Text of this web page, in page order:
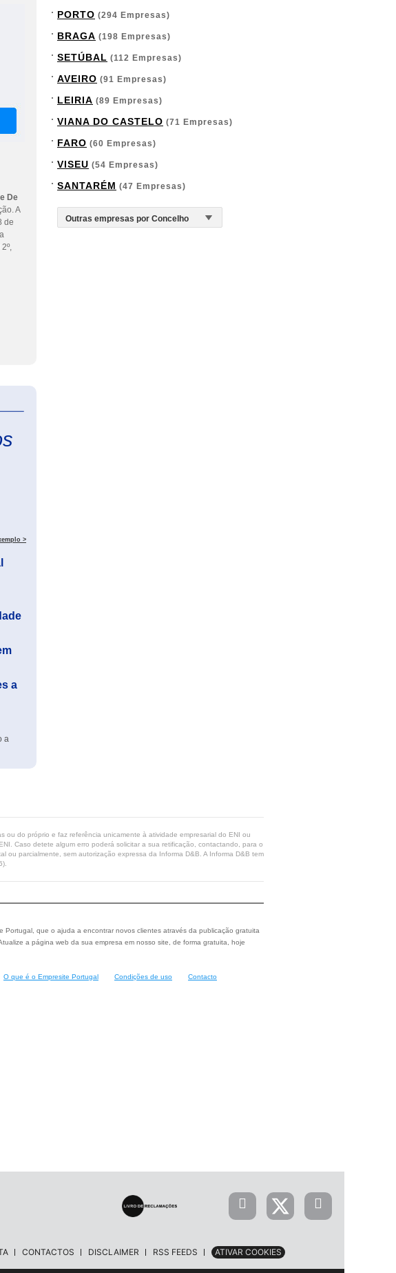
De
A
de
>
a
a
PORTO (294 Empresas)
BRAGA (198 Empresas)
SETÚBAL (112 Empresas)
AVEIRO (91 Empresas)
LEIRIA (89 Empresas)
VIANA DO CASTELO (71 Empresas)
FARO (60 Empresas)
VISEU (54 Empresas)
SANTARÉM (47 Empresas)
do próprio e faz referência unicamente à atividade empresarial do ENI ou
Caso detete algum erro poderá solicitar a sua retificação, contactando, para o
parcialmente, sem autorização expressa da Informa D&B. A Informa D&B tem
Portugal, que o ajuda a encontrar novos clientes através da publicação gratuita
a página web da sua empresa em nosso site, de forma gratuita, hoje
O que é o Empresite Portugal Condições de uso Contacto